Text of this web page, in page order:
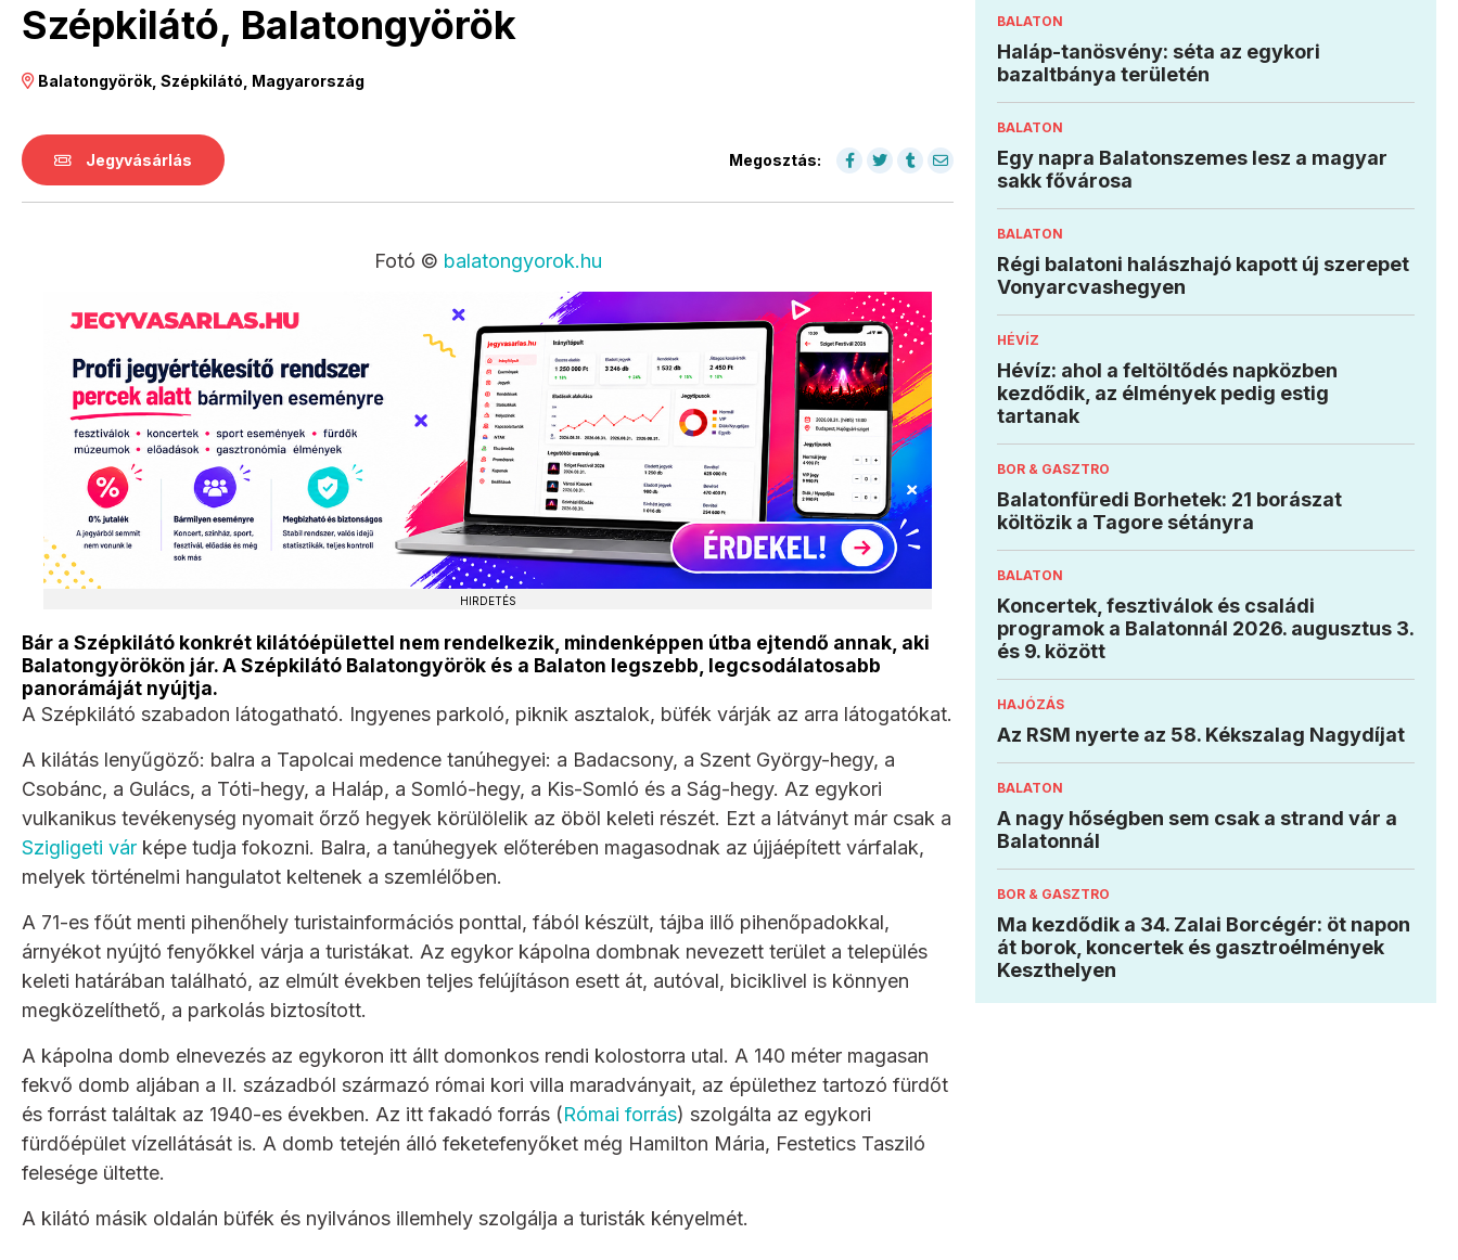
Szépkilátó, Balatongyörök
Balatongyörök, Szépkilátó, Magyarország
Jegyvásárlás Megosztás:
Fotó © balatongyorok.hu
HIRDETÉS
Bár a Szépkilátó konkrét kilátóépülettel nem rendelkezik, mindenképpen útba ejtendő annak, aki
Balatongyörökön jár. A Szépkilátó Balatongyörök és a Balaton legszebb, legcsodálatosabb
panorámáját nyújtja.
A Szépkilátó szabadon látogatható. Ingyenes parkoló, piknik asztalok, büfék várják az arra látogatókat.
A kilátás lenyűgöző: balra a Tapolcai medence tanúhegyei: a Badacsony, a Szent György-hegy, a
Csobánc, a Gulács, a Tóti-hegy, a Haláp, a Somló-hegy, a Kis-Somló és a Ság-hegy. Az egykori
vulkanikus tevékenység nyomait őrző hegyek körülölelik az öböl keleti részét. Ezt a látványt már csak a
Szigligeti vár képe tudja fokozni. Balra, a tanúhegyek előterében magasodnak az újjáépített várfalak,
melyek történelmi hangulatot keltenek a szemlélőben.
A 71-es főút menti pihenőhely turistainformációs ponttal, fából készült, tájba illő pihenőpadokkal,
árnyékot nyújtó fenyőkkel várja a turistákat. Az egykor kápolna dombnak nevezett terület a település
keleti határában található, az elmúlt években teljes felújításon esett át, autóval, biciklivel is könnyen
megközelíthető, a parkolás biztosított.
A kápolna domb elnevezés az egykoron itt állt domonkos rendi kolostorra utal. A 140 méter magasan
fekvő domb aljában a II. századból származó római kori villa maradványait, az épülethez tartozó fürdőt
és forrást találtak az 1940-es években. Az itt fakadó forrás (Római forrás) szolgálta az egykori
fürdőépület vízellátását is. A domb tetején álló feketefenyőket még Hamilton Mária, Festetics Tasziló
felesége ültette.
A kilátó másik oldalán büfék és nyilvános illemhely szolgálja a turisták kényelmét.
BALATON
Haláp-tanösvény: séta az egykori
bazaltbánya területén
BALATON
Egy napra Balatonszemes lesz a magyar
sakk fővárosa
BALATON
Régi balatoni halászhajó kapott új szerepet
Vonyarcvashegyen
HÉVÍZ
Hévíz: ahol a feltöltődés napközben
kezdődik, az élmények pedig estig
tartanak
BOR & GASZTRO
Balatonfüredi Borhetek: 21 borászat
költözik a Tagore sétányra
BALATON
Koncertek, fesztiválok és családi
programok a Balatonnál 2026. augusztus 3.
és 9. között
HAJÓZÁS
Az RSM nyerte az 58. Kékszalag Nagydíjat
BALATON
A nagy hőségben sem csak a strand vár a
Balatonnál
BOR & GASZTRO
Ma kezdődik a 34. Zalai Borcégér: öt napon
át borok, koncertek és gasztroélmények
Keszthelyen